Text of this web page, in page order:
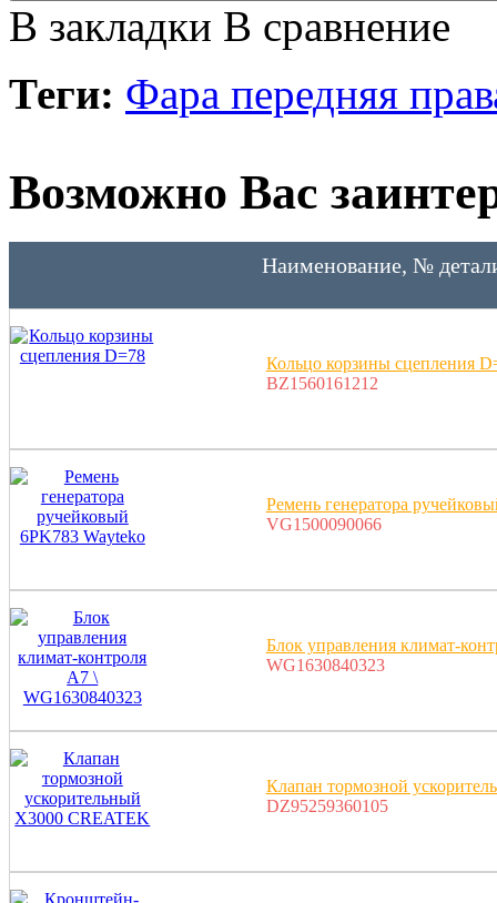
В закладки В сравнение
Теги: Фара передняя
Возможно Вас
Наименование, №
Кольцо корзины сцепления
BZ1560161212
Ремень генератора
VG1500090066
Блок управления климат-
WG1630840323
Клапан тормозной
DZ95259360105